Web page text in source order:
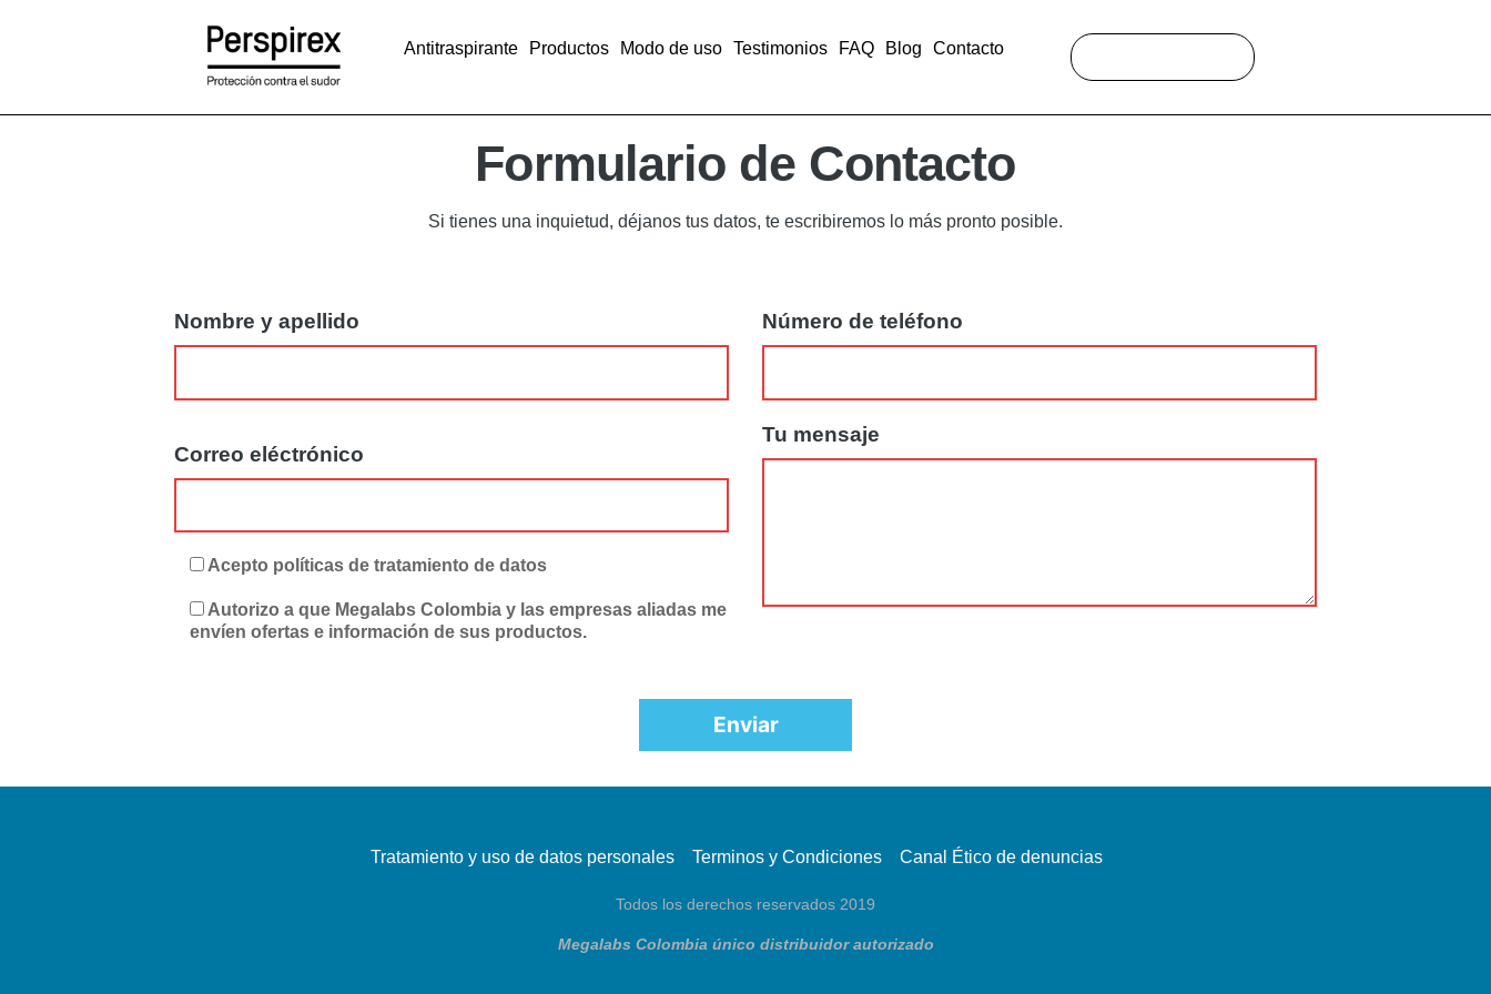
Antitraspirante Productos Modo de uso Testimonios FAQ Blog Contacto
Formulario de Contacto
Si tienes una inquietud, déjanos tus datos, te escribiremos lo más pronto posible.
Nombre y apellido
Correo eléctrónico
Acepto políticas de tratamiento de datos
Autorizo a que Megalabs Colombia y las empresas aliadas me
envíen ofertas e información de sus productos.
Número de teléfono
Tu mensaje
Tratamiento y uso de datos personales Terminos y Condiciones Canal Ético de denuncias
Todos los derechos reservados 2019
Megalabs Colombia único distribuidor autorizado